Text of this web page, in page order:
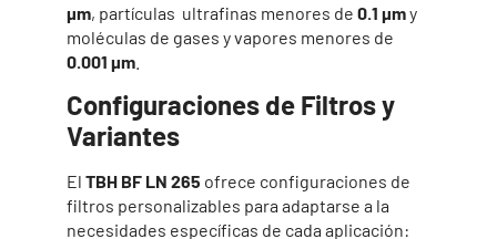
µm, partículas ultrafinas menores de 0.1 µmy
moléculas de gases y vapores menores de
0.001 µm
Configuraciones de Filtros y
Variantes
El TBH BF LN 265 ofrece configuraciones de
filtros personalizables para adaptarse a la
necesidades específicas de cada aplicación: